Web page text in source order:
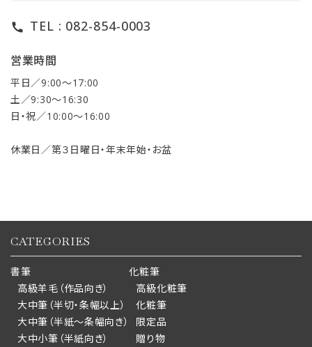
call TEL : 082-854-0003
営業時間
平日／9:00〜17:00
土／9:30〜16:30
日・祝／10:00〜16:00
休業日／第３日曜日・年末年始・お盆
CATEGORIES
書筆
高級羊毛（作品向き）
大中筆（半切・条幅以上）
大中筆（半紙～条幅向き）
大中小筆（半紙向き）
化粧筆
高級化粧筆
化粧筆
限定品
贈り物